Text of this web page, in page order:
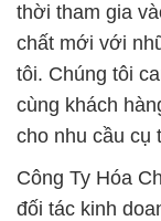
thời tham gia
chất mới với
tôi. Chúng tôi
cùng khách
cho nhu cầu cụ
Công Ty Hóa
đối tác kinh